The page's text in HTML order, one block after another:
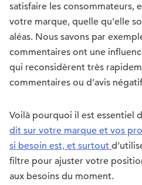
satisfaire les consommateurs,
votre marque, quelle qu’elle
aléas. Nous savons par
commentaires ont une
qui reconsidèrent très
commentaires ou d’avis
Voilà pourquoi il est essentiel
dit sur votre marque et vos
si besoin est, et surtout
filtre pour ajuster votre
aux besoins du moment.